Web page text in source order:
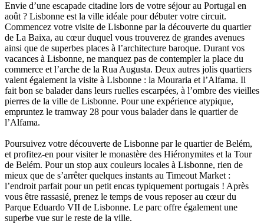
Envie d’une escapade citadine lors de votre séjour au Portugal en
août ? Lisbonne est la ville idéale pour débuter votre circuit.
Commencez votre visite de Lisbonne par la découverte du quartier
de La Baixa, au cœur duquel vous trouverez de grandes avenues
ainsi que de superbes places à l’architecture baroque. Durant vos
vacances à Lisbonne, ne manquez pas de contempler la place du
commerce et l’arche de la Rua Augusta. Deux autres jolis quartiers
valent également la visite à Lisbonne : la Mouraria et l’Alfama. Il
fait bon se balader dans leurs ruelles escarpées, à l’ombre des vieilles
pierres de la ville de Lisbonne. Pour une expérience atypique,
empruntez le tramway 28 pour vous balader dans le quartier de
l’Alfama.
Poursuivez votre découverte de Lisbonne par le quartier de Belém,
et profitez-en pour visiter le monastère des Hiéronymites et la Tour
de Belém. Pour un stop aux couleurs locales à Lisbonne, rien de
mieux que de s’arrêter quelques instants au Timeout Market :
l’endroit parfait pour un petit encas typiquement portugais ! Après
vous être rassasié, prenez le temps de vous reposer au cœur du
Parque Eduardo VII de Lisbonne. Le parc offre également une
superbe vue sur le reste de la ville.